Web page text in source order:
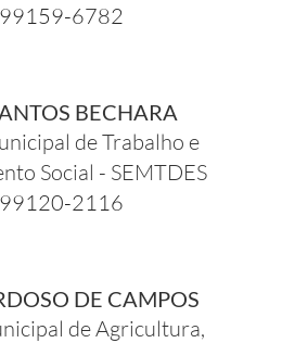
6782
BECHARA
de Trabalho e
Social - SEMTDES
2116
DE CAMPOS
de Agricultura,